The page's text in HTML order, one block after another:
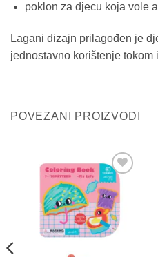
poklon za djecu koja vole
Lagani dizajn prilagođen je
jednostavno korištenje tokom
POVEZANI PROIZVODI
Sačuvaj
proizvod